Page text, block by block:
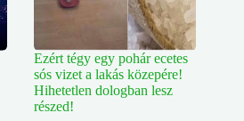
Ezért tégy egy pohár ecetes
sós vizet a lakás közepére!
Hihetetlen dologban lesz
részed!